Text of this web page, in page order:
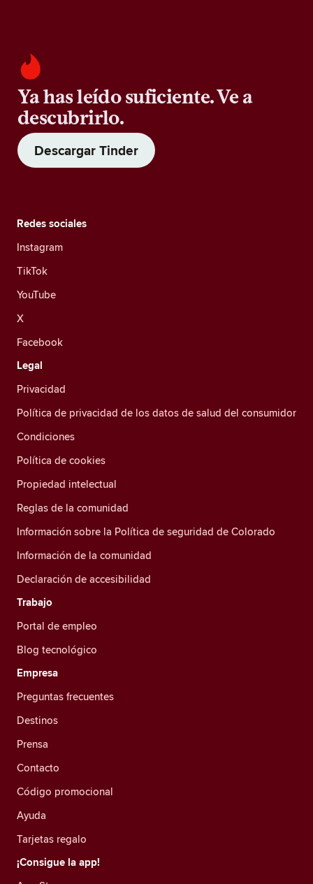
Ya has leído suficiente. Ve a
descubrirlo.
Descargar Tinder
Redes sociales
Instagram
TikTok
YouTube
X
Facebook
Legal
Privacidad
Política de privacidad de los datos de salud del consumidor
Condiciones
Política de cookies
Propiedad intelectual
Reglas de la comunidad
Información sobre la Política de seguridad de Colorado
Información de la comunidad
Declaración de accesibilidad
Trabajo
Portal de empleo
Blog tecnológico
Empresa
Preguntas frecuentes
Destinos
Prensa
Contacto
Código promocional
Ayuda
Tarjetas regalo
¡Consigue la app!